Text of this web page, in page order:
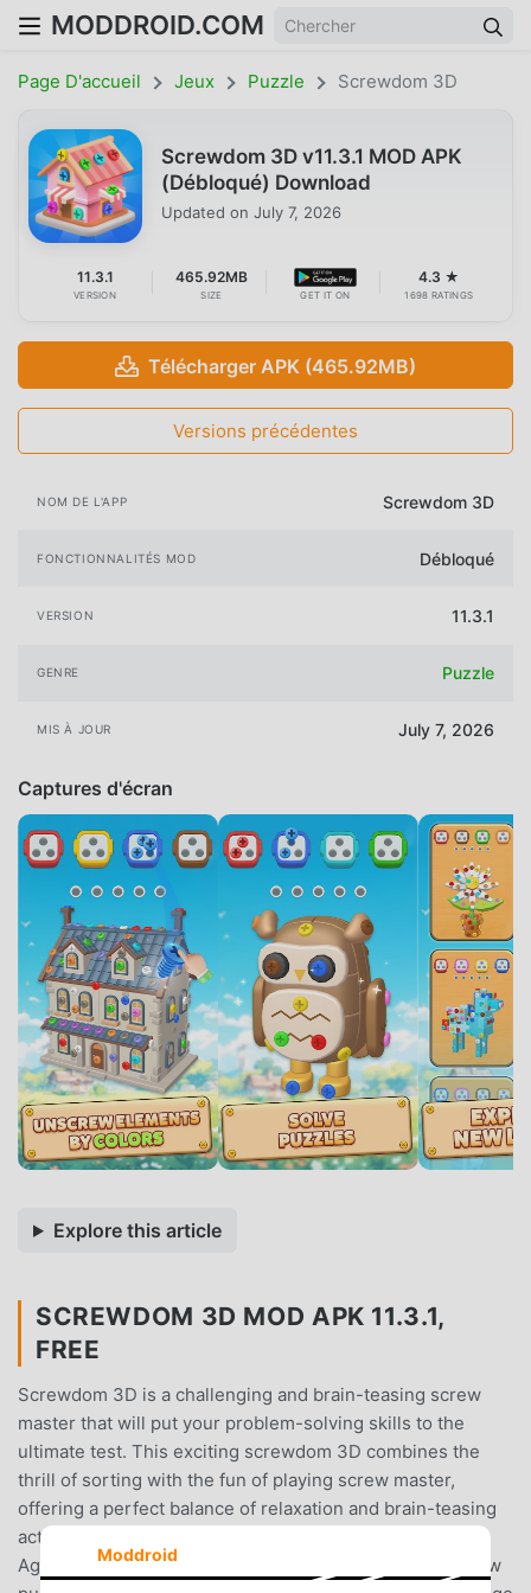
MODDROID.COM
Page D'accueil Jeux Puzzle Screwdom 3D
Screwdom 3D v11.3.1 MOD APK
(Débloqué) Download
Updated on July 7, 2026
11.3.1
VERSION
465.92MB
SIZE GET IT ON
4.3 ★
1698 RATINGS
Télécharger APK (465.92MB)
Versions précédentes
NOM DE L'APP Screwdom 3D
FONCTIONNALITÉS MOD Débloqué
VERSION 11.3.1
GENRE Puzzle
MIS À JOUR July 7, 2026
Captures d'écran
Explore this article
SCREWDOM 3D MOD APK 11.3.1,
FREE
Screwdom 3D is a challenging and brain-teasing screw
master that will put your problem-solving skills to the
ultimate test. This exciting screwdom 3D combines the
thrill of sorting with the fun of playing screw master,
offering a perfect balance of relaxation and brain-teasing
action.𝗪𝗵𝘆 𝗰𝗵𝗼𝗼𝘀𝗲 𝗦𝗰𝗿𝗲𝘄𝗱𝗼𝗺 𝟯𝗗?❣️ Perfect for All
Ages: Whether you're a casual player or a hardcore screw
Moddroid